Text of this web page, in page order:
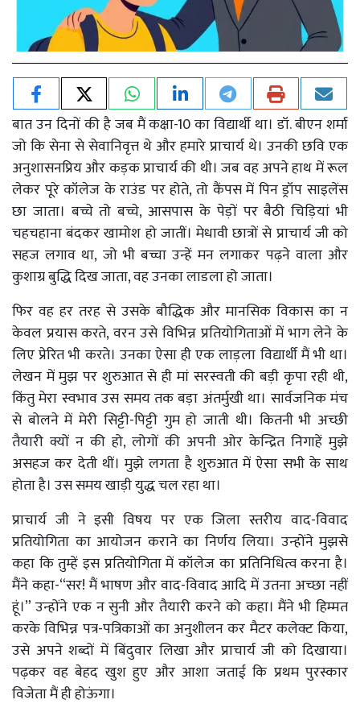
बात उन दिनों की है जब मैं कक्षा-10 का विद्यार्थी था। डॉ. बीएन शर्मा
जो कि सेना से सेवानिवृत्त थे और हमारे प्राचार्य थे। उनकी छवि एक
अनुशासनप्रिय और कड़क प्राचार्य की थी। जब वह अपने हाथ में रूल
लेकर पूरे कॉलेज के राउंड पर होते, तो कैंपस में पिन ड्रॉप साइलेंस
छा जाता। बच्चे तो बच्चे, आसपास के पेड़ों पर बैठी चिड़ियां भी
चहचहाना बंदकर खामोश हो जातीं। मेधावी छात्रों से प्राचार्य जी को
सहज लगाव था, जो भी बच्चा उन्हें मन लगाकर पढ़ने वाला और
कुशाग्र बुद्धि दिख जाता, वह उनका लाडला हो जाता।
फिर वह हर तरह से उसके बौद्धिक और मानसिक विकास का न
केवल प्रयास करते, वरन उसे विभिन्न प्रतियोगिताओं में भाग लेने के
लिए प्रेरित भी करते। उनका ऐसा ही एक लाड़ला विद्यार्थी मैं भी था।
लेखन में मुझ पर शुरुआत से ही मां सरस्वती की बड़ी कृपा रही थी,
किंतु मेरा स्वभाव उस समय तक बड़ा अंतर्मुखी था। सार्वजनिक मंच
से बोलने में मेरी सिट्टी-पिट्टी गुम हो जाती थी। कितनी भी अच्छी
तैयारी क्यों न की हो, लोगों की अपनी ओर केन्द्रित निगाहें मुझे
असहज कर देती थीं। मुझे लगता है शुरुआत में ऐसा सभी के साथ
होता है। उस समय खाड़ी युद्ध चल रहा था।
प्राचार्य जी ने इसी विषय पर एक जिला स्तरीय वाद-विवाद
प्रतियोगिता का आयोजन कराने का निर्णय लिया। उन्होंने मुझसे
कहा कि तुम्हें इस प्रतियोगिता में कॉलेज का प्रतिनिधित्व करना है।
मैंने कहा-“सर! मैं भाषण और वाद-विवाद आदि में उतना अच्छा नहीं
हूं।” उन्होंने एक न सुनी और तैयारी करने को कहा। मैंने भी हिम्मत
करके विभिन्न पत्र-पत्रिकाओं का अनुशीलन कर मैटर कलेक्ट किया,
उसे अपने शब्दों में बिंदुवार लिखा और प्राचार्य जी को दिखाया।
पढ़कर वह बेहद खुश हुए और आशा जताई कि प्रथम पुरस्कार
विजेता मैं ही होऊंगा।